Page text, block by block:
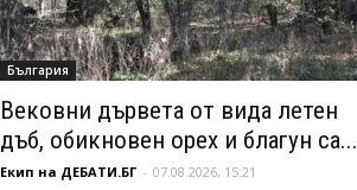
България
Вековни дървета от вида летен
дъб, обикновен орех и благун са...
Екип на ДЕБАТИ.БГ - 07.08.2026, 15:21